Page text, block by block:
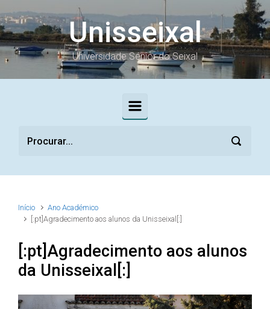
Skip to main content
Unisseixal
Universidade Sénior do Seixal
Início
Ano Académico
[:pt]Agradecimento aos alunos da Unisseixal[:]
[:pt]Agradecimento aos alunos
da Unisseixal[:]